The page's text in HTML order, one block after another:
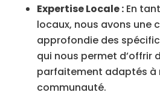
Expertise Locale :En
locaux, nous avons une
approfondie des
qui nous permet d’offrir
parfaitement adaptés à
communauté.